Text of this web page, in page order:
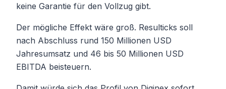
keine Garantie für den Vollzug gibt.
Der mögliche Effekt wäre groß. Resulticks soll
nach Abschluss rund 150 Millionen USD
Jahresumsatz und 46 bis 50 Millionen USD
EBITDA beisteuern.